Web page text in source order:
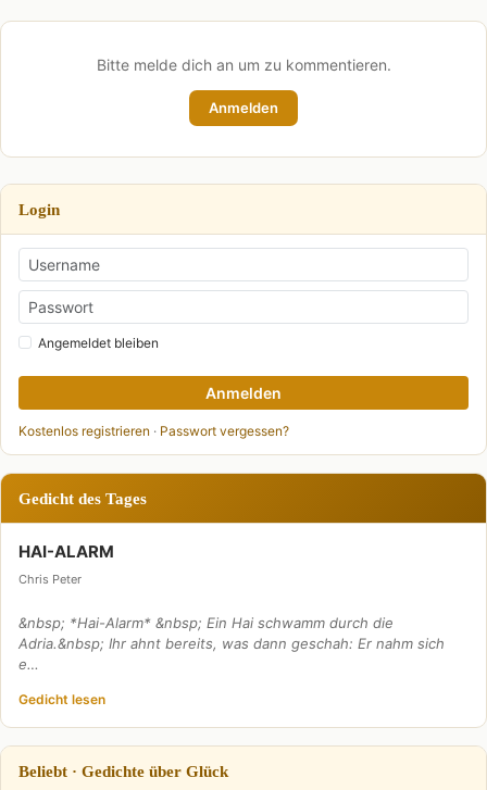
Bitte melde dich an um zu kommentieren.
Anmelden
Login
Angemeldet bleiben
Anmelden
Kostenlos registrieren · Passwort vergessen?
Gedicht des Tages
HAI-ALARM
Chris Peter
&nbsp; *Hai-Alarm* &nbsp; Ein Hai schwamm durch die
Adria.&nbsp; Ihr ahnt bereits, was dann geschah: Er nahm sich
e…
Gedicht lesen
Beliebt · Gedichte über Glück